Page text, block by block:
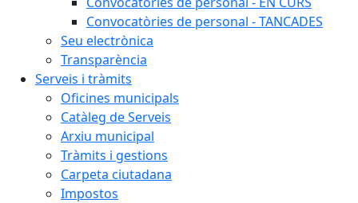
Convocatòries de personal - TANCADES
Seu electrònica
Transparència
Serveis i tràmits
Oficines municipals
Catàleg de Serveis
Arxiu municipal
Tràmits i gestions
Carpeta ciutadana
Impostos